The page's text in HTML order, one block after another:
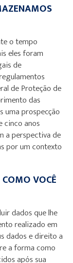
o tempo
eles foram
de
de Proteção de
das
uma prospecção
cinco anos
a perspectiva de
por um contexto
VOCÊ
dados que lhe
realizado em
dados e direito a
a forma como
após sua